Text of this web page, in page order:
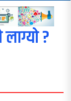
?